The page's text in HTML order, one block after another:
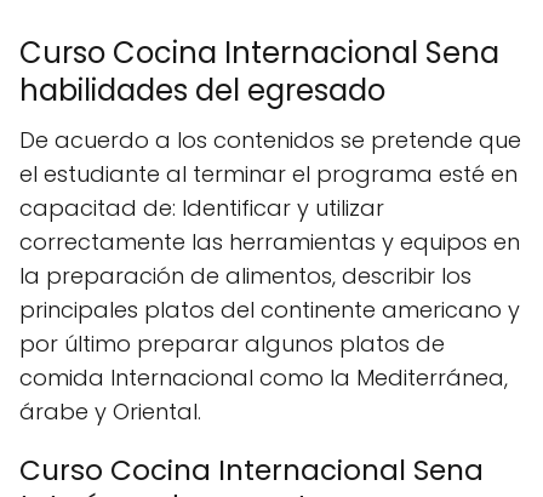
Curso Cocina Internacional Sena
habilidades del egresado
De acuerdo a los contenidos se pretende que
el estudiante al terminar el programa esté en
capacitad de: Identificar y utilizar
correctamente las herramientas y equipos en
la preparación de alimentos, describir los
principales platos del continente americano y
por último preparar algunos platos de
comida Internacional como la Mediterránea,
árabe y Oriental.
Curso Cocina Internacional Sena